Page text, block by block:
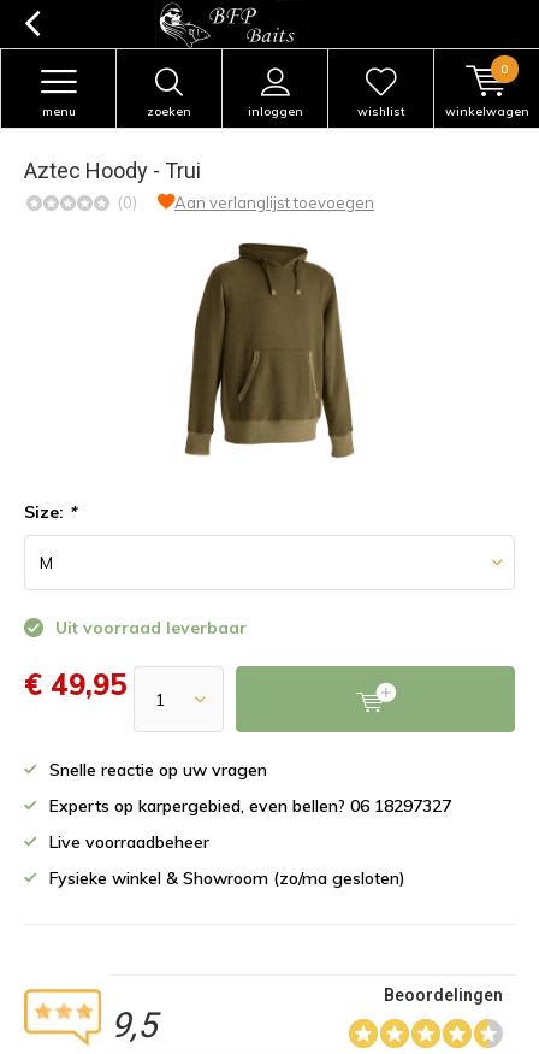
zoeken inloggen
menu wishlist winkelwagen
0
Aztec Hoody - Trui
(0) Aan verlanglijst toevoegen
Size: *
Uit voorraad leverbaar
€ 49,95
Snelle reactie op uw vragen
Experts op karpergebied, even bellen? 06 18297327
Live voorraadbeheer
Fysieke winkel & Showroom (zo/ma gesloten)
9,5
Beoordelingen